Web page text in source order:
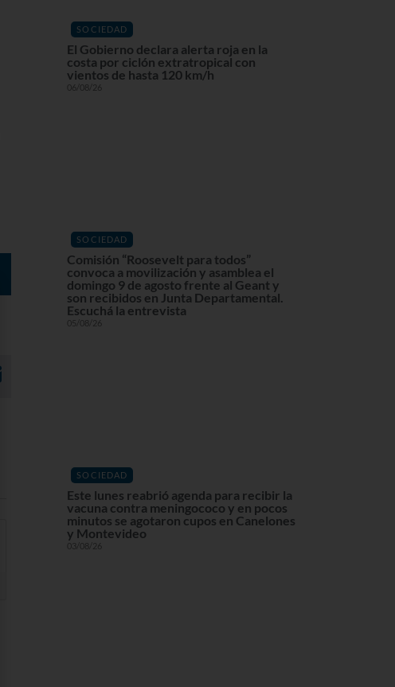
SOCIEDAD
El Gobierno declara alerta roja en la
costa por ciclón extratropical con
vientos de hasta 120 km/h
06/08/26
SOCIEDAD
Comisión “Roosevelt para todos”
convoca a movilización y asamblea el
domingo 9 de agosto frente al Geant y
son recibidos en Junta Departamental.
Escuchá la entrevista
05/08/26
SOCIEDAD
Este lunes reabrió agenda para recibir la
vacuna contra meningococo y en pocos
minutos se agotaron cupos en Canelones
y Montevideo
03/08/26